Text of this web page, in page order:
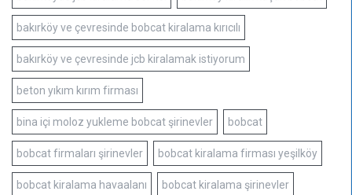
bakırköy ve çevresinde bobcat kiralama kırıcılı
bakırköy ve çevresinde jcb kiralamak istiyorum
beton yıkım kırım firması
bina içi moloz yukleme bobcat şirinevler bobcat
bobcat firmaları şirinevler bobcat kiralama firması yeşilköy
bobcat kiralama havaalanı bobcat kiralama şirinevler